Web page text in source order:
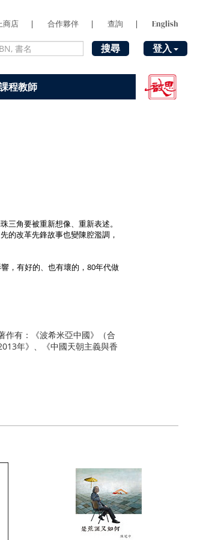
商店 | 合作夥伴 | 查詢 | English
搜尋 登入
程教師
三角要被重新想像、重新表述。
的改革先鋒故事也變陳腔濫調，
，有好的、也有壞的，80年代做
作有：《波希米亞中國》（合
年》、《中國天朝主義與香